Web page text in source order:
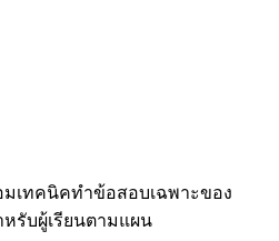
มเทคนิคทำข้อสอบเฉพาะของ
หรับผู้เรียนตามแผน